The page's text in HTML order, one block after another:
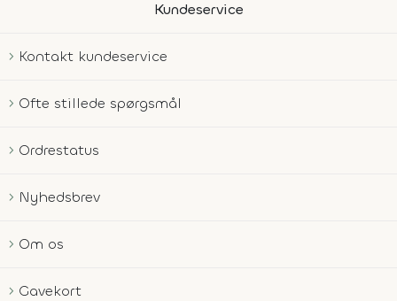
Kundeservice
Kontakt kundeservice
Ofte stillede spørgsmål
Ordrestatus
Nyhedsbrev
Om os
Gavekort